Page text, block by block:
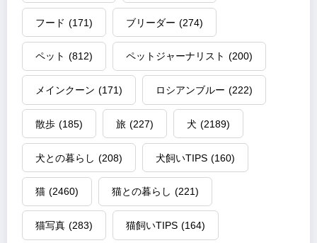
フード (171) ブリーダー (274)
ペット (812) ペットジャーナリスト (200)
メインクーン (171) ロシアンブルー (222)
散歩 (185) 旅 (227) 犬 (2189)
犬との暮らし (208) 犬飼いTIPS (160)
猫 (2460) 猫との暮らし (221)
猫写真 (283) 猫飼いTIPS (164)